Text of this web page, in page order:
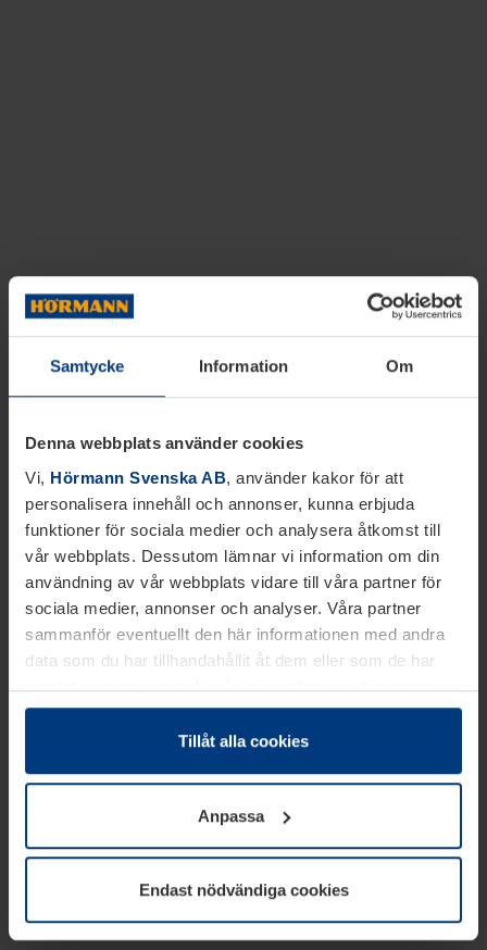
Samtycke Information Om
Denna webbplats använder cookies
Vi, Hörmann Svenska AB, använder kakor för att
personalisera innehåll och annonser, kunna erbjuda
funktioner för sociala medier och analysera åtkomst till
vår webbplats. Dessutom lämnar vi information om din
användning av vår webbplats vidare till våra partner för
sociala medier, annonser och analyser. Våra partner
sammanför eventuellt den här informationen med andra
data som du har tillhandahållit åt dem eller som de har
samlat in inom ramen för din användning av tjänsterna.
Juridiskt kan vi lagra kakor på din enhet, om de är
absolut nödvändiga för driften av den här webbplatsen.
godkännande kan du när som helst ändra eller återkalla i
informationen om kakor underDataskyddsförklaring
vår webbplats.
Tillåt alla cookies
Anpassa
Endast nödvändiga cookies